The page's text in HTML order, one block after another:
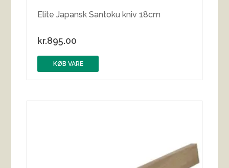
Elite Japansk Santoku kniv 18cm
kr.895.00
KØB VARE